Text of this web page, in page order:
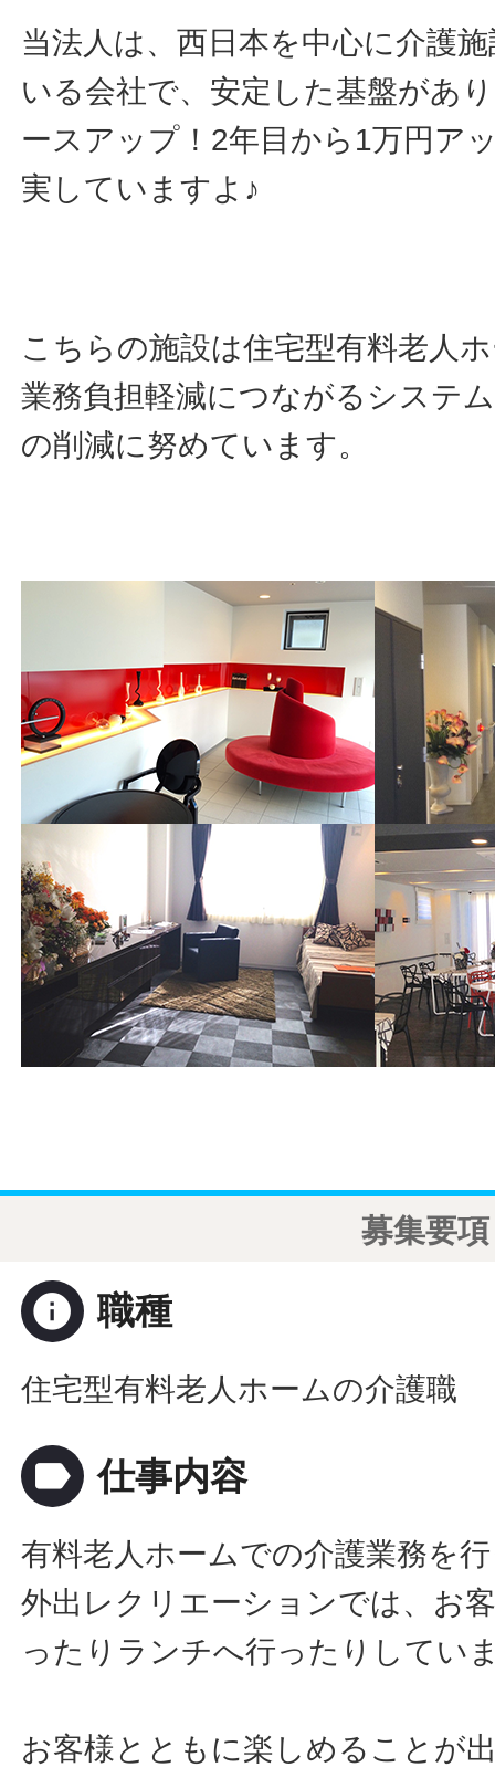
当法人は、西日本を中心に介護
いる会社で、安定した基盤があ
ースアップ！2年目から1万円ア
実していますよ♪
こちらの施設は住宅型有料老人
業務負担軽減につながるシステ
の削減に努めています。
募集要項
info 職種
住宅型有料老人ホームの介護職
label 仕事内容
有料老人ホームでの介護業務を
外出レクリエーションでは、お
ったりランチへ行ったりしてい
お客様とともに楽しめることが